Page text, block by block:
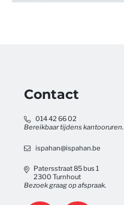
Contact
014 42 66 02
Bereikbaar tijdens kantooruren.
ispahan@ispahan.be
Patersstraat 85 bus 1
2300 Turnhout
Bezoek graag op afspraak.